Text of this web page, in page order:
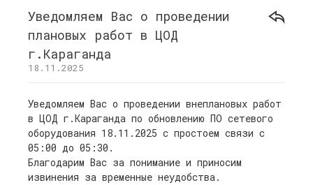
Уведомляем Вас о проведении
плановых работ в ЦОД
г.Караганда
18.11.2025
Уведомляем Вас о проведении внеплановых работ
в ЦОД г.Караганда по обновлению ПО сетевого
оборудования 18.11.2025 с простоем связи с
05:00 до 05:30.
Благодарим Вас за понимание и приносим
извинения за временные неудобства.